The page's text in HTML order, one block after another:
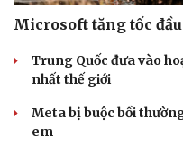
Microsoft tăng tốc
Trung Quốc đưa vào
nhất thế giới
Meta bị buộc bồi
em